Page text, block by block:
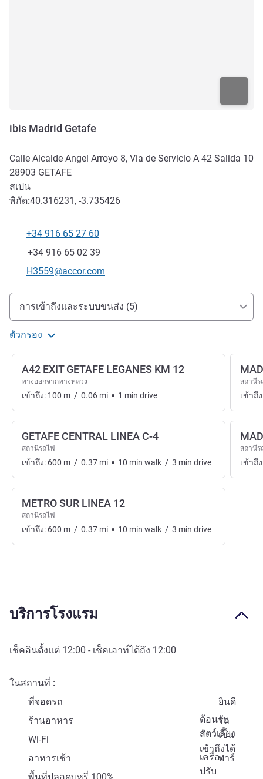
ibis Madrid Getafe
Calle Alcalde Angel Arroyo 8, Via de Servicio A 42 Salida 10
28903 GETAFE
สเปน
พิกัด:40.316231, -3.735426
โทรศัพท์
+34 916 65 27 60
แฟกซ์
+34 916 65 02 39
อีเมลติดต่อ
H3559@accor.com
การเข้าถึงและการเดินทาง
การเข้าถึงและระบบขนส่ง (5)
ตัวกรอง
A42 EXIT GETAFE LEGANES KM 12
ทางออกจากทางหลวง
เข้าถึง: 100 m / 0.06 mi 1 min drive
GETAFE CENTRAL LINEA C-4
สถานีรถไฟ
เข้าถึง: 600 m / 0.37 mi 10 min walk / 3 min drive
METRO SUR LINEA 12
สถานีรถไฟ
เข้าถึง: 600 m / 0.37 mi 10 min walk / 3 min drive
สถานีร
เข้าถึ
สถานีร
เข้าถึ
บริการโรงแรม
เช็คอินตั้งแต่ 12:00 - เช็คเอาท์ได้ถึง 12:00
ในสถานที่
ที่จอดรถ
ยินดี
ต้อนรับ
สัตว์เลี้ยง
ร้านอาหาร
รถ
เข็น
เข้าถึงได้
Wi-Fi
เครื่อง
ปรับ
อาหารเช้า
บาร์